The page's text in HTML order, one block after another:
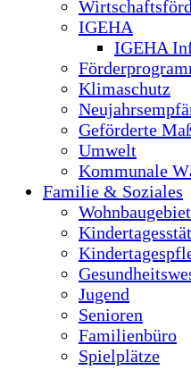
IGEHA
IGEHA
Klimaschutz
Geförderte
Umwelt
Kommunale
Familie & Soziales
Jugend
Senioren
Familienbüro
Spielplätze